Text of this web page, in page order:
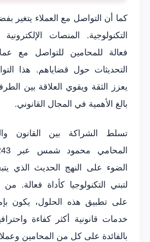
كما أن التواصل مع العملاء يتغير
التكنولوجية. المنصات
فعالة للمحامين للتواصل مع
التحديثات حول قضاياهم. هذا
يعزز الثقة ويقوي العلاقة بين
بالغ الأهمية في المجال القانوني.
تسلط الشراكة بين القانون
الضوء على النهج الحديث الذي
لتبني التكنولوجيا كأداة فعالة. من
على تطبيق هذه الحلول، يكون
خدمات قانونية أكثر كفاءة
بالفائدة على كل من المحامين